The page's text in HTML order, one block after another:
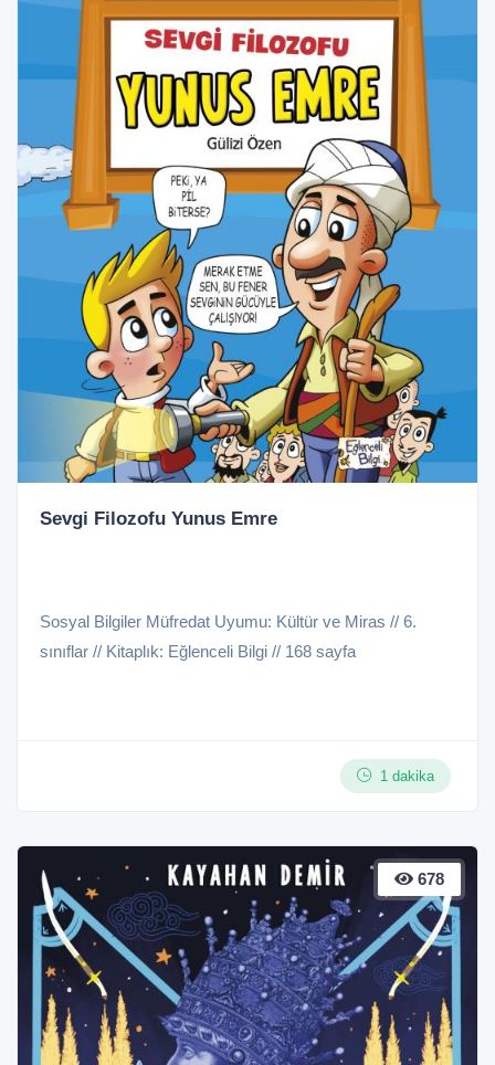
Sevgi Filozofu Yunus Emre
Sosyal Bilgiler Müfredat Uyumu: Kültür ve Miras // 6.
sınıflar // Kitaplık: Eğlenceli Bilgi // 168 sayfa
1 dakika
678